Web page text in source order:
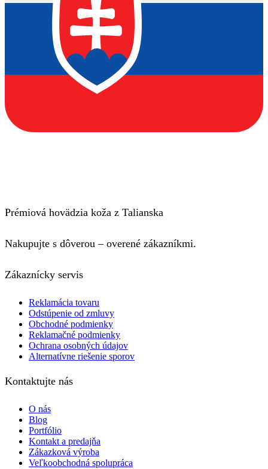
Prémiová hovädzia koža z Talianska
Nakupujte s dôverou – overené zákazníkmi.
Zákaznícky servis
Reklamácia tovaru
Odstúpenie od zmluvy
Obchodné podmienky
Reklamačné podmienky
Ochrana osobných údajov
Alternatívne riešenie sporov
Kontaktujte nás
O nás
Blog
Portfólio
Kontakt a predajňa
Zákazková výroba
Veľkoobchodná spolupráca